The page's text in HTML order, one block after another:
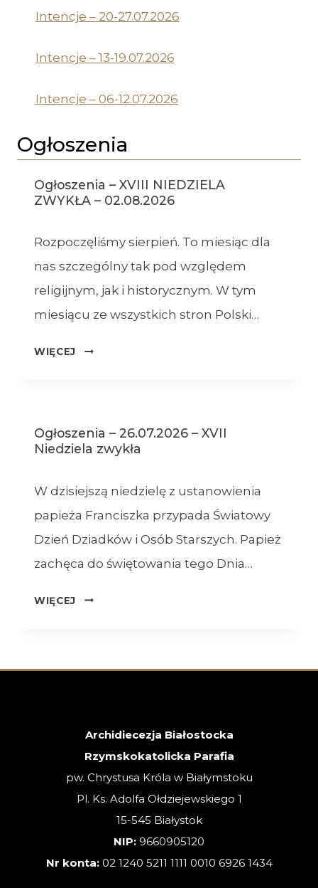
Intencje – 20-27.07.2026
Intencje – 13-19.07.2026
Intencje – 06-12.07.2026
Ogłoszenia
Ogłoszenia – XVIII NIEDZIELA
ZWYKŁA – 02.08.2026
Rozpoczęliśmy sierpień. To miesiąc dla
nas szczególny tak pod względem
religijnym, jak i historycznym. W tym
miesiącu ze wszystkich stron Polski…
WIĘCEJ
OGŁOSZENIA
–
Ogłoszenia – 26.07.2026 – XVII
Niedziela zwykła
W dzisiejszą niedzielę z ustanowienia
papieża Franciszka przypada Światowy
Dzień Dziadków i Osób Starszych. Papież
zachęca do świętowania tego Dnia…
WIĘCEJ
OGŁOSZENIA
XVII
Archidiecezja Białostocka
Rzymskokatolicka Parafia
pw. Chrystusa Króla w Białymstoku
Pl. Ks. Adolfa Ołdziejewskiego 1
15-545 Białystok
NIP: 9660905120
Nr konta: 02 1240 5211 1111 0010 6926 1434